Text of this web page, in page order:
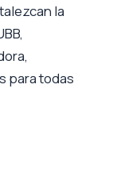
la
para todas